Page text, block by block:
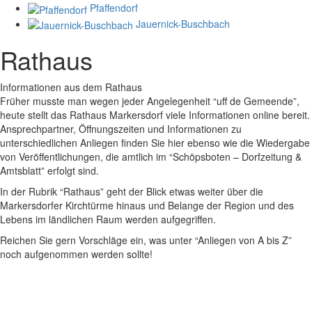
Pfaffendorf
Jauernick-Buschbach
Rathaus
Informationen aus dem Rathaus
Früher musste man wegen jeder Angelegenheit “uff de Gemeende”,
heute stellt das Rathaus Markersdorf viele Informationen online bereit.
Ansprechpartner, Öffnungszeiten und Informationen zu
unterschiedlichen Anliegen finden Sie hier ebenso wie die Wiedergabe
von Veröffentlichungen, die amtlich im “Schöpsboten – Dorfzeitung &
Amtsblatt” erfolgt sind.
In der Rubrik “Rathaus” geht der Blick etwas weiter über die
Markersdorfer Kirchtürme hinaus und Belange der Region und des
Lebens im ländlichen Raum werden aufgegriffen.
Reichen Sie gern Vorschläge ein, was unter “Anliegen von A bis Z”
noch aufgenommen werden sollte!